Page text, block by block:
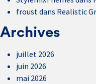
froustdans Realistic
Archives
juillet 2026
juin 2026
mai 2026